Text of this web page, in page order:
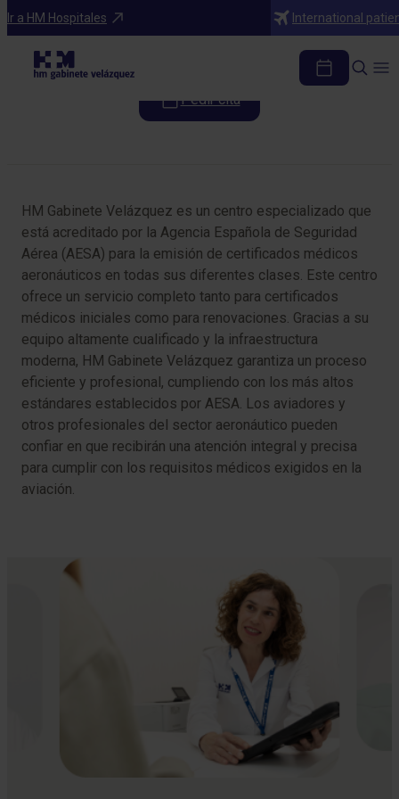
Ir a HM Hospitales International
Especialidades
Medicina Aeronáutica
Pedir cita
HM Gabinete Velázquez es un centro especializado que
está acreditado por la Agencia Española de Seguridad
Aérea (AESA) para la emisión de certificados médicos
aeronáuticos en todas sus diferentes clases. Este centro
ofrece un servicio completo tanto para certificados
médicos iniciales como para renovaciones. Gracias a su
equipo altamente cualificado y la infraestructura
moderna, HM Gabinete Velázquez garantiza un proceso
eficiente y profesional, cumpliendo con los más altos
estándares establecidos por AESA. Los aviadores y
otros profesionales del sector aeronáutico pueden
confiar en que recibirán una atención integral y precisa
para cumplir con los requisitos médicos exigidos en la
aviación.